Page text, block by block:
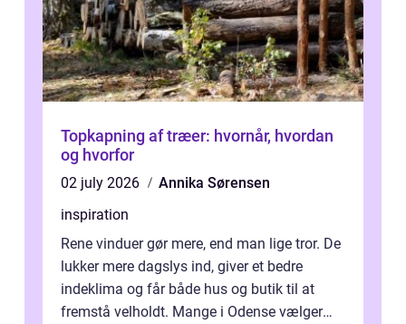
Topkapning af træer: hvornår, hvordan
og hvorfor
02 july 2026
Annika Sørensen
inspiration
Rene vinduer gør mere, end man lige tror. De
lukker mere dagslys ind, giver et bedre
indeklima og får både hus og butik til at
fremstå velholdt. Mange i Odense vælger